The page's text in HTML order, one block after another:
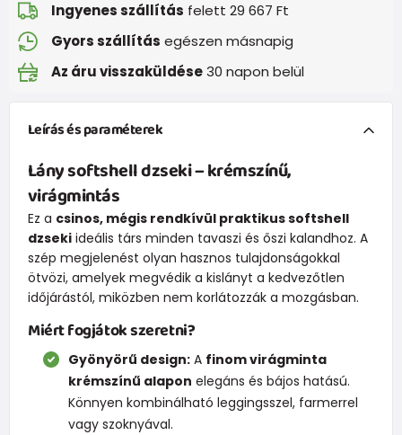
Ingyenes szállítás felett 29 667 Ft
Gyors szállítás egészen másnapig
Az áru visszaküldése30 napon belül
Leírás és paraméterek
Lány softshell dzseki – krémszínű,
virágmintás
Ez a csinos, mégis rendkívül praktikus softshell
dzsekiideális társ minden tavaszi és őszi kalandhoz. A
szép megjelenést olyan hasznos tulajdonságokkal
ötvözi, amelyek megvédik a kislányt a kedvezőtlen
időjárástól, miközben nem korlátozzák a mozgásban.
Miért fogjátok szeretni?
Gyönyörű design: A finom virágminta
krémszínű alapon elegáns és bájos hatású.
Könnyen kombinálható leggingsszel, farmerrel
vagy szoknyával.